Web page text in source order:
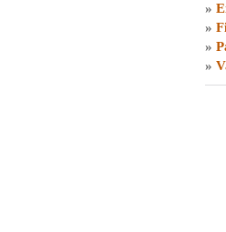
»
»
»
»